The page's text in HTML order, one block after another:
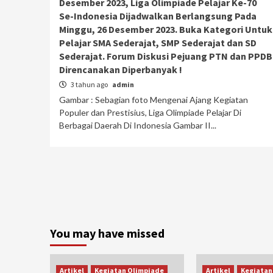
Desember 2023, Liga Olimpiade Pelajar Ke-70
Se-Indonesia Dijadwalkan Berlangsung Pada
Minggu, 26 Desember 2023. Buka Kategori Untuk
Pelajar SMA Sederajat, SMP Sederajat dan SD
Sederajat. Forum Diskusi Pejuang PTN dan PPDB
Direncanakan Diperbanyak !
3 tahun ago admin
Gambar : Sebagian foto Mengenai Ajang Kegiatan
Populer dan Prestisius, Liga Olimpiade Pelajar Di
Berbagai Daerah Di Indonesia Gambar II...
You may have missed
Artikel
Kegiatan Olimpiade
Artikel